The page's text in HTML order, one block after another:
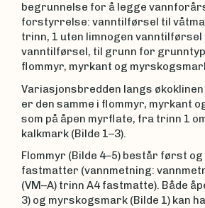
begrunnelse for å legge
forstyrrelse: vanntilførsel til
trinn, 1 uten limnogen vanntilførsel
vanntilførsel, til grunn for
flommyr, myrkant og
Variasjonsbredden langs økoklinen
er den samme i flommyr, myrkant
som på åpen myrflate, fra trinn 1
kalkmark (Bilde 1–3).
Flommyr (Bilde 4–5) består først
fastmatter (vannmetning:
(VM–A) trinn A4 fastmatte). Både
3) og myrskogsmark (Bilde 1) kan